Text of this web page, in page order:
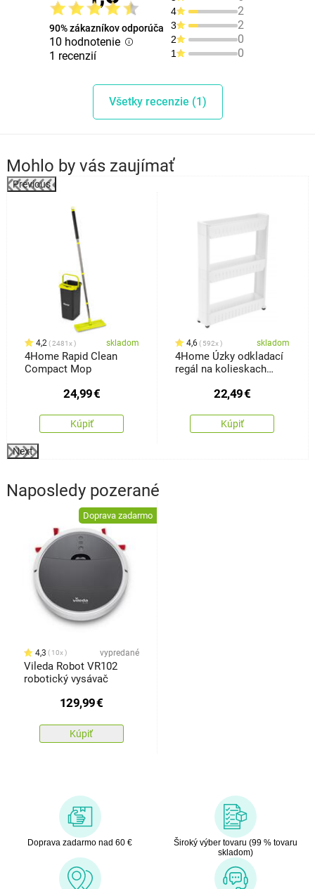
90% zákazníkov odporúča
10 hodnotenie
1 recenzií
4 2
3 2
2 0
1 0
Všetky recenzie (1)
Mohlo by vás zaujímať
Previous
4,2 2481x skladom
4Home Rapid Clean
Compact Mop
24,99€
Kúpiť
4,6 592x skladom
4Home Úzky odkladací
regál na kolieskach
22,49€
Kúpiť
Next
Naposledy pozerané
Doprava zadarmo
4,3 10x vypredané
Vileda Robot VR102
robotický vysávač
129,99€
Kúpiť
Doprava zadarmo nad 60 €
Široký výber tovaru (99 % tovaru
skladom)